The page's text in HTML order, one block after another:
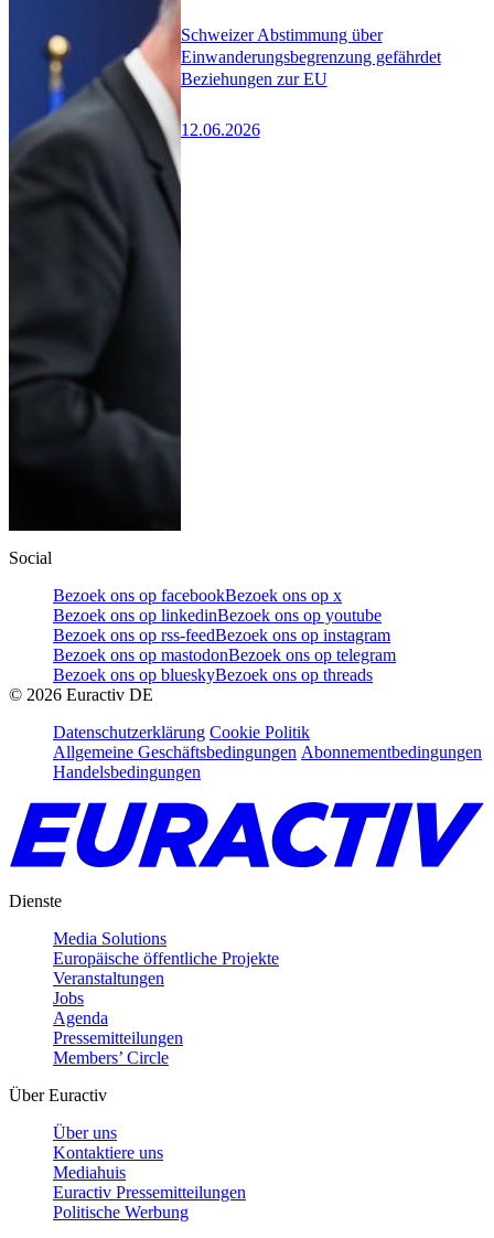
Schweizer Abstimmung über
Einwanderungsbegrenzung gefährdet
Beziehungen zur EU
12.06.2026
Social
Bezoek ons op facebookBezoek ons op x
Bezoek ons op linkedinBezoek ons op youtube
Bezoek ons op rss-feedBezoek ons op instagram
Bezoek ons op mastodonBezoek ons op telegram
Bezoek ons op blueskyBezoek ons op threads
© 2026 Euractiv DE
Datenschutzerklärung Cookie Politik
Allgemeine Geschäftsbedingungen Abonnementbedingungen
Handelsbedingungen
Dienste
Media Solutions
Europäische öffentliche Projekte
Veranstaltungen
Jobs
Agenda
Pressemitteilungen
Members’ Circle
Über Euractiv
Über uns
Kontaktiere uns
Mediahuis
Euractiv Pressemitteilungen
Politische Werbung